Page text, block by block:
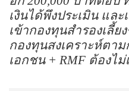
เงินได้พึงประเมิน แล
เข้ากองทุนสำรองเลี้
กองทุนสงเคราะห์ตา
เอกชน + RMF ต้องไ